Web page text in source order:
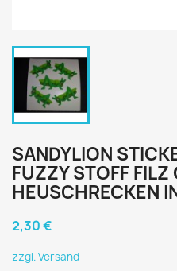
SANDYLION
FUZZY STOFF FILZ
HEUSCHRECKEN
2,30 €
zzgl. Versand